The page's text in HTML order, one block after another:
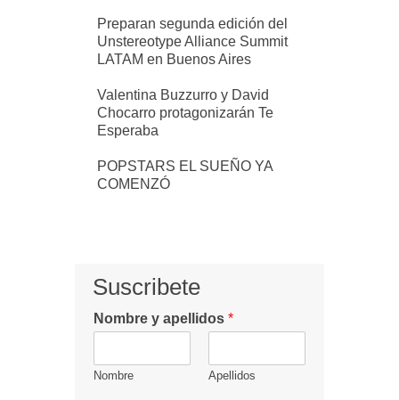
Preparan segunda edición del
Unstereotype Alliance Summit
LATAM en Buenos Aires
Valentina Buzzurro y David
Chocarro protagonizarán Te
Esperaba
POPSTARS EL SUEÑO YA
COMENZÓ
Suscribete
Nombre y apellidos *
Nombre Apellidos